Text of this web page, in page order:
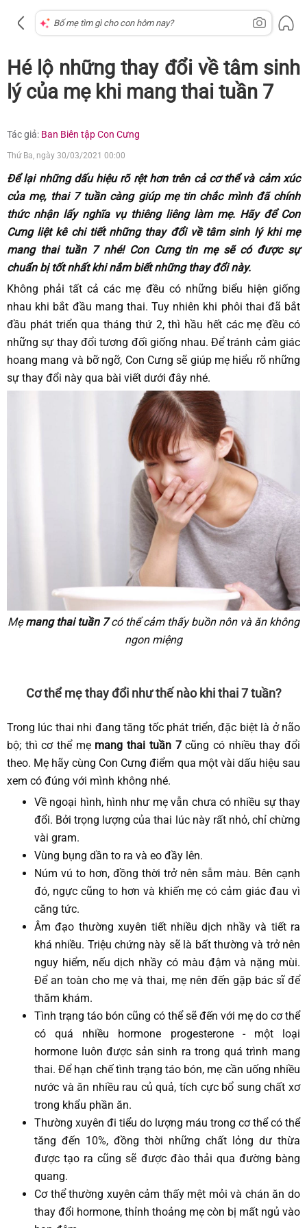
Hé lộ những thay đổi về tâm sinh
lý của mẹ khi mang thai tuần 7
Tác giả: Ban Biên tập Con Cưng
Thứ Ba, ngày 30/03/2021 00:00
Để lại những dấu hiệu rõ rệt hơn trên cả cơ thể và cảm xúc
của mẹ, thai 7 tuần càng giúp mẹ tin chắc mình đã chính
thức nhận lấy nghĩa vụ thiêng liêng làm mẹ. Hãy để Con
Cưng liệt kê chi tiết những thay đổi về tâm sinh lý khi mẹ
mang thai tuần 7 nhé! Con Cưng tin mẹ sẽ có được sự
chuẩn bị tốt nhất khi nắm biết những thay đổi này.
Không phải tất cả các mẹ đều có những biểu hiện giống
nhau khi bắt đầu mang thai. Tuy nhiên khi phôi thai đã bắt
đầu phát triển qua tháng thứ 2, thì hầu hết các mẹ đều có
những sự thay đổi tương đối giống nhau. Để tránh cảm giác
hoang mang và bỡ ngỡ, Con Cưng sẽ giúp mẹ hiểu rõ những
sự thay đổi này qua bài viết dưới đây nhé.
Mẹmang thai tuần 7có thể cảm thấy buồn nôn và ăn không
ngon miệng
Cơ thể mẹ thay đổi như thế nào khi thai 7 tuần?
Trong lúc thai nhi đang tăng tốc phát triển, đặc biệt là ở não
bộ; thì cơ thể mẹ mang thai tuần 7cũng có nhiều thay đổi
theo. Mẹ hãy cùng Con Cưng điểm qua một vài dấu hiệu sau
xem có đúng với mình không nhé.
Về ngoại hình, hình như mẹ vẫn chưa có nhiều sự thay
đổi. Bởi trọng lượng của thai lúc này rất nhỏ, chỉ chừng
vài gram.
Vùng bụng dần to ra và eo đầy lên.
Núm vú to hơn, đồng thời trở nên sẫm màu. Bên cạnh
đó, ngực cũng to hơn và khiến mẹ có cảm giác đau vì
căng tức.
Âm đạo thường xuyên tiết nhiều dịch nhầy và tiết ra
khá nhiều. Triệu chứng này sẽ là bất thường và trở nên
nguy hiểm, nếu dịch nhầy có màu đậm và nặng mùi.
Để an toàn cho mẹ và thai, mẹ nên đến gặp bác sĩ để
thăm khám.
Tình trạng táo bón cũng có thể sẽ đến với mẹ do cơ thể
có quá nhiều hormone progesterone - một loại
hormone luôn được sản sinh ra trong quá trình mang
thai. Để hạn chế tình trạng táo bón, mẹ cần uống nhiều
nước và ăn nhiều rau củ quả, tích cực bổ sung chất xơ
trong khẩu phần ăn.
Thường xuyên đi tiểu do lượng máu trong cơ thể có thể
tăng đến 10%, đồng thời những chất lỏng dư thừa
được tạo ra cũng sẽ được đào thải qua đường bàng
quang.
Cơ thể thường xuyên cảm thấy mệt mỏi và chán ăn do
thay đổi hormone, thỉnh thoảng mẹ còn bị mất ngủ vào